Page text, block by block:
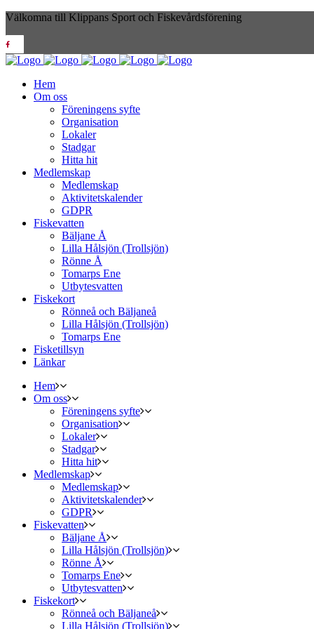
Välkomna till Klippans Sport och Fiskevårdsförening
Hem
Om oss
Föreningens syfte
Organisation
Lokaler
Stadgar
Hitta hit
Medlemskap
Medlemskap
Aktivitetskalender
GDPR
Fiskevatten
Bäljane Å
Lilla Hålsjön (Trollsjön)
Rönne Å
Tomarps Ene
Utbytesvatten
Fiskekort
Rönneå och Bäljaneå
Lilla Hålsjön (Trollsjön)
Tomarps Ene
Fisketillsyn
Länkar
Hem
Om oss
Föreningens syfte
Organisation
Lokaler
Stadgar
Hitta hit
Medlemskap
Medlemskap
Aktivitetskalender
GDPR
Fiskevatten
Bäljane Å
Lilla Hålsjön (Trollsjön)
Rönne Å
Tomarps Ene
Utbytesvatten
Fiskekort
Rönneå och Bäljaneå
Lilla Hålsjön (Trollsjön)